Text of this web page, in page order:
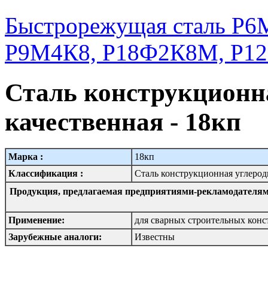
Быстрорежущая сталь
Р9М4К8, Р18Ф2К8М,
Сталь
качественная - 18кп
Марка :
18кп
Классификация :
Сталь конструкционная
Продукция, предлагаемая предприятиями-
Применение:
для сварных строительных
Зарубежные аналоги:
Известны